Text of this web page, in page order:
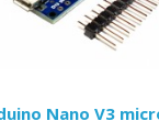
Nano V3